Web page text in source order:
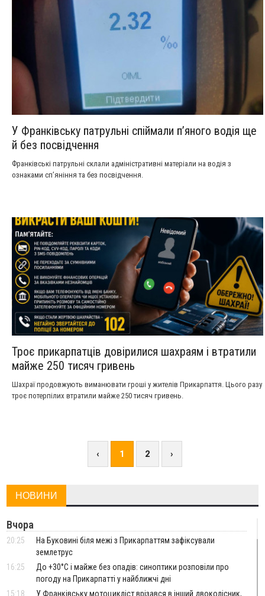
У Франківську патрульні спіймали пʼяного водія ще
й без посвідчення
Франківські патрульні склали адміністративні матеріали на водія з
ознаками сп’яніння та без посвідчення.
Троє прикарпатців довірилися шахраям і втратили
майже 250 тисяч гривень
Шахраї продовжують виманювати гроші у жителів Прикарпаття. Цього разу
троє потерпілих втратили майже 250 тисяч гривень.
‹ 1 2 ›
НОВИНИ
Вчора
20:25
На Буковині біля межі з Прикарпаттям зафіксували
землетрус
16:25
До +30°C і майже без опадів: синоптики розповіли про
погоду на Прикарпатті у найближчі дні
15:18
У Франківську мотоцикліст врізався в інший двоколісник,